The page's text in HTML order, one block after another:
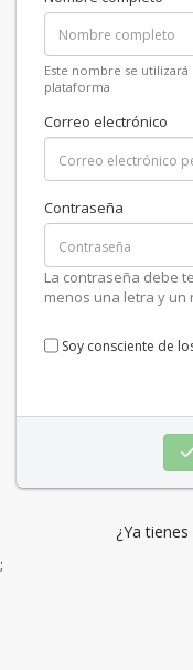
Este nombre se
plataforma
Correo electrónico
Contraseña
La contraseña debe
menos una letra y un
Soy consciente de
¿Ya
;